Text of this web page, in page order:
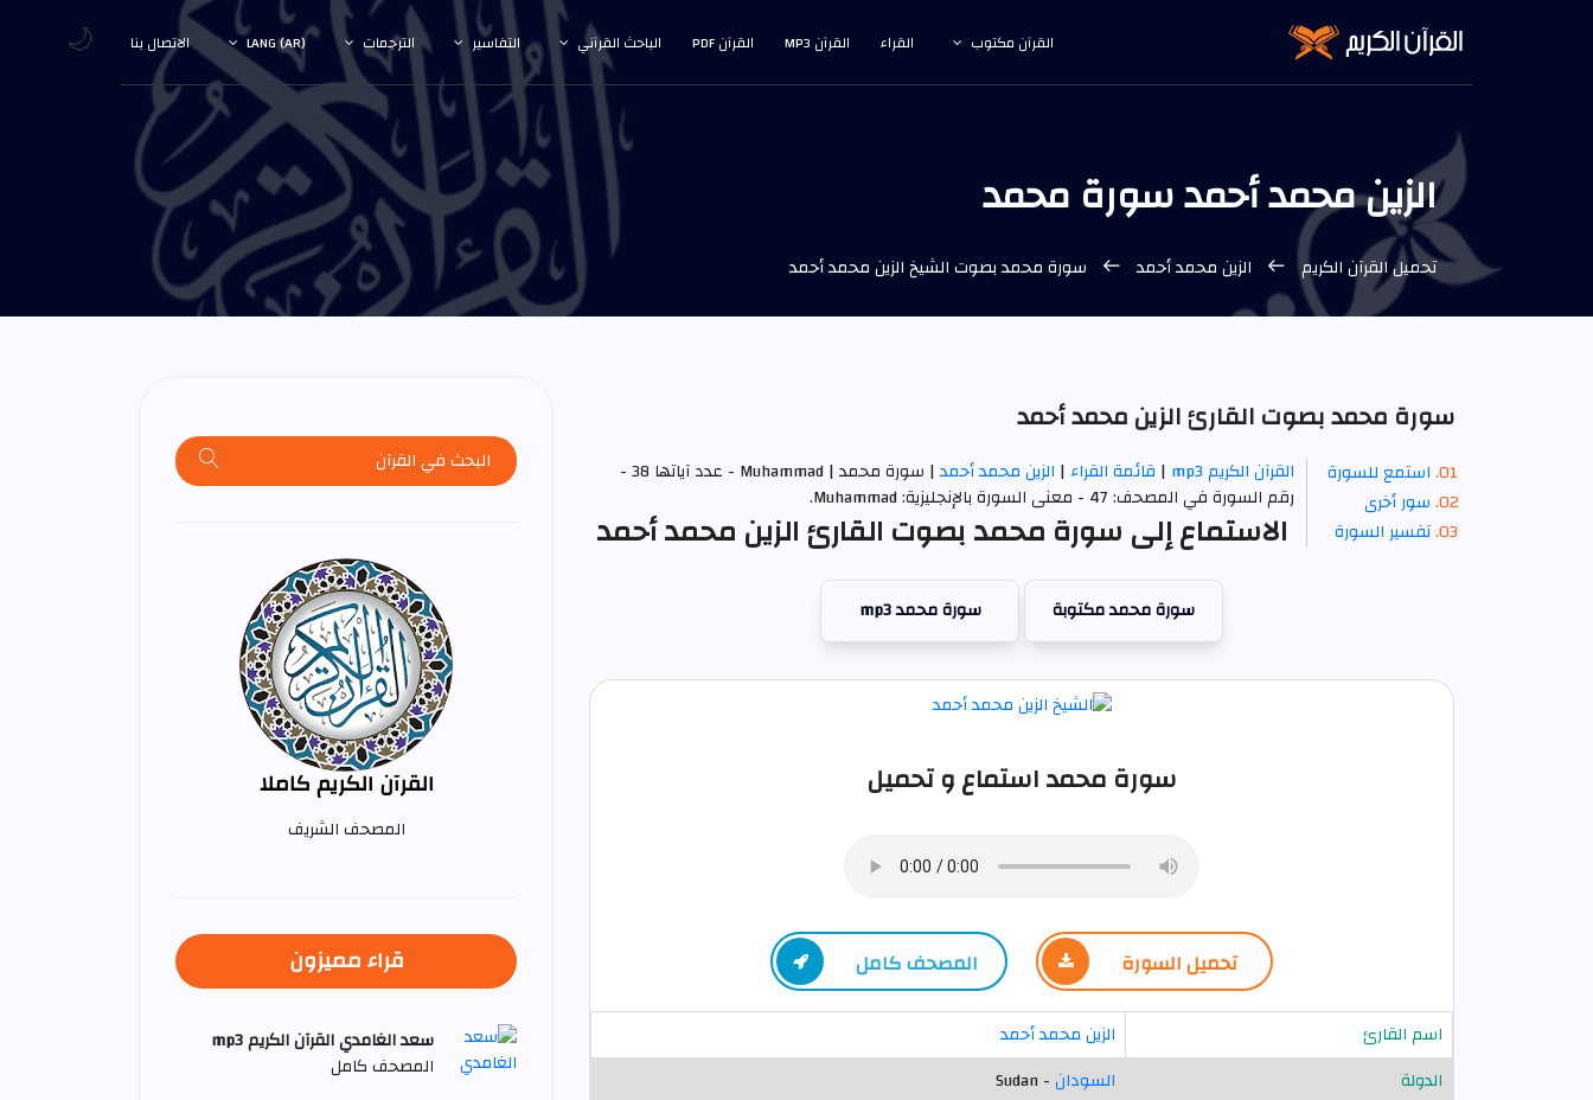
القرآن مكتوب القراء القرآن MP3 القرآن PDF الباحث القرآني التفاسير الترجمات LANG (AR) الاتصال بنا
الزين محمد أحمد سورة محمد
تحميل القرآن الكريم الزين محمد أحمد سورة محمد بصوت الشيخ الزين محمد أحمد
سورة محمد بصوت القارئ الزين محمد أحمد
استمع للسورة
سور أخرى
تفسير السورة
القرآن الكريم mp3 | قائمة القراء| الزين محمد أحمد
| سورة محمد | Muhammad - عدد آياتها 38 -
رقم السورة في المصحف: 47 - معنى السورة بالإنجليزية: Muhammad.
الاستماع إلى سورة محمد بصوت القارئ الزين محمد أحمد
سورة محمد مكتوبة سورة محمد mp3
سورة محمد استماع و تحميل
تحميل السورة المصحف كامل
اسم القارئ
الزين محمد أحمد
الدولة
السودان- Sudan
القرآن الكريم كاملا
المصحف الشريف
قراء مميزون
سعد الغامدي القرآن الكريم mp3
المصحف كامل
🌙